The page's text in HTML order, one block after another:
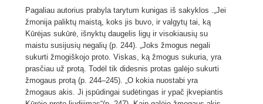
Pagaliau autorius prabyla tarytum kunigas iš sakyklos .„Jei
žmonija paliktų maistą, koks jis buvo, ir valgytų tai, ką
Kūrėjas sukūrė, išnyktų daugelis ligų ir visokiausių su
maistu susijusių negalių (p. 244). „Joks žmogus negali
sukurti žmogiškojo proto. Viskas, ką žmogus sukuria, yra
prasčiau už protą. Todėl tik didesnis protas galėjo sukurti
žmogaus protą (p. 244–245). „O kokia nuostabi yra
žmogaus akis. Ji įspūdingai sudėtingas ir ypač įkvepiantis